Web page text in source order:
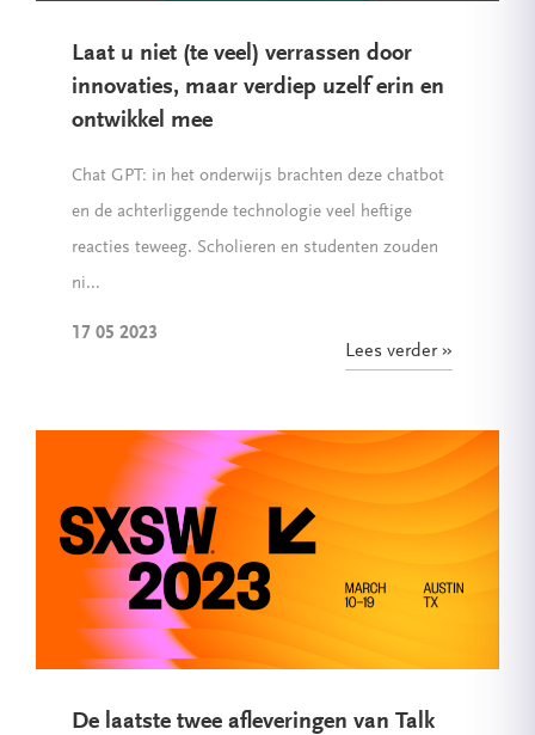
Laat u niet (te veel) verrassen door
innovaties, maar verdiep uzelf erin en
ontwikkel mee
Chat GPT: in het onderwijs brachten deze chatbot
en de achterliggende technologie veel heftige
reacties teweeg. Scholieren en studenten zouden
ni...
17 05 2023
Lees verder
De laatste twee afleveringen van Talk